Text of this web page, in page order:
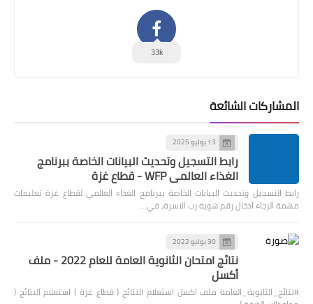
33k
المشاركات الشائعة
13 يوليو 2025
رابط التسجيل وتحديث البيانات الخاصة ببرنامج
الغذاء العالمي WFP - قطاع غزة
رابط التسجيل وتحديث البيانات الخاصة ببرنامج الغذاء العالمي لقطاع غزة تعليمات
مهمة الرجاء ادخال رقم هوية رب الاسرة، في…
30 يوليو 2022
نتائج امتحان الثانوية العامة للعام 2022 - ملف
أكسل
#نتائج_الثانوية_العامة ملف اكسل استعلام النتائج ( قطاع غزة ) استعلام النتائج (